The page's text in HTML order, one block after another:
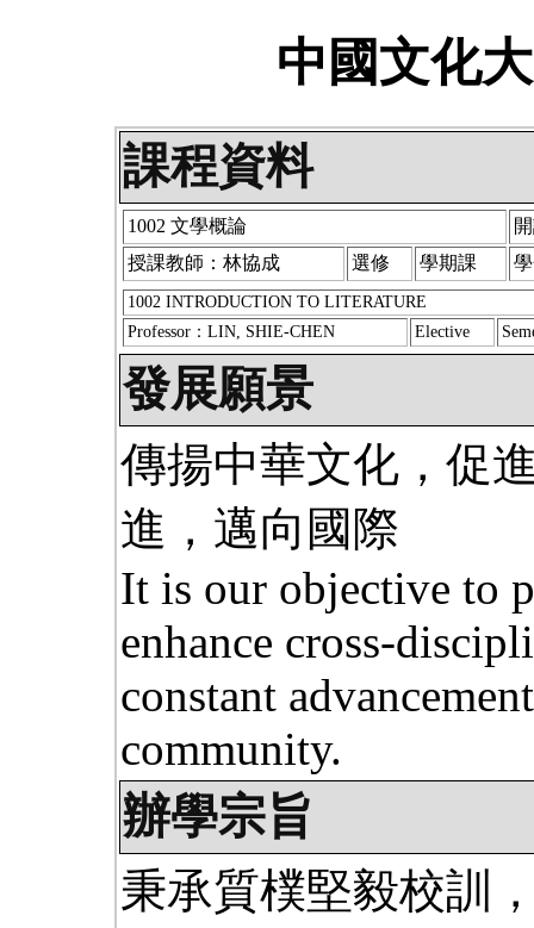
中國文化
課程資料
1002 文學概論
授課教師：林協成
選修 學期課
1002 INTRODUCTION TO LITERATURE
Professor：LIN, SHIE-CHEN
Elective
發展願景
傳揚中華文化，促
進，邁向國際
It is our objective to
enhance cross-
constant
community.
辦學宗旨
秉承質樸堅毅校訓